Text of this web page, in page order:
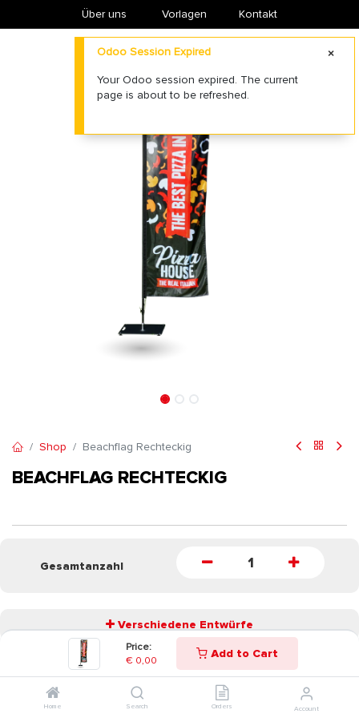
Price:
€ 0,00 Add to Cart
Home Search Orders Account
Über uns ​Vorlagen Kontakt
Shop Beachflag Rechteckig
BEACHFLAG RECHTECKIG
Gesamtanzahl
Verschiedene Entwürfe
START